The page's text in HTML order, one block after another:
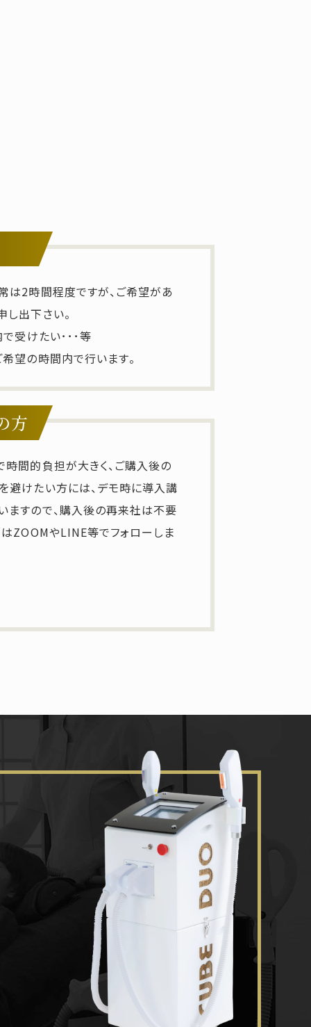
は2時間程度ですが、ご希望があ
出下さい。
受けたい･･･等
望の時間内で行います。
方
間的負担が大きく、ご購入後の
避けたい方には、デモ時に導入講
ますので、購入後の再来社は不要
ZOOMやLINE等でフォローしま